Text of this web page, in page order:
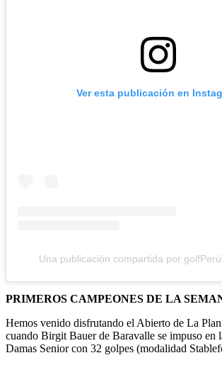
Ver esta publicación en
Una publicación compartida por
PRIMEROS CAMPEONES DE LA
Hemos venido disfrutando el Abierto de La
cuando Birgit Bauer de Baravalle se impuso en
Damas Senior con 32 golpes (modalidad